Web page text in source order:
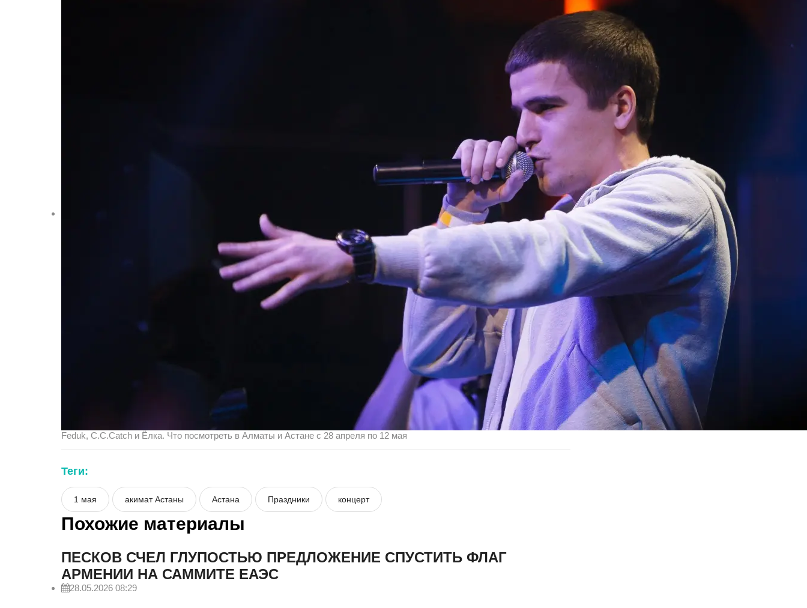
Feduk, C.C.Catch и Ёлка. Что посмотреть в Алматы и Астане с 28 апреля по 12 мая
Теги:
1 мая акимат Астаны Астана Праздники концерт
Похожие материалы
ПЕСКОВ СЧЕЛ ГЛУПОСТЬЮ ПРЕДЛОЖЕНИЕ СПУСТИТЬ ФЛАГ
АРМЕНИИ НА САММИТЕ ЕАЭС
28.05.2026 08:29